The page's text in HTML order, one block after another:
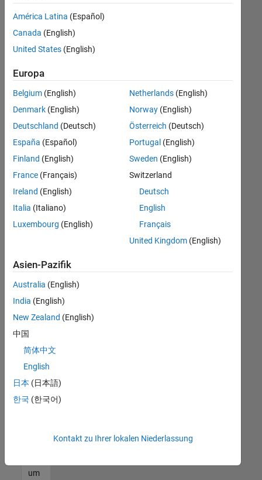
es
keine
offenen
Stellen,
Ihren
Suchkriterien
entsprechen.
können
die
Suchkriterien
weiter
fassen
oder
alle
Stellenangebote
anzeigen .
noch
keine
offenen
Stellen
können,
die
Ihren
entsprechen,
werden
unseres
um
América Latina (Español)
Canada (English)
United States (English)
Europa
Belgium (English)
Denmark (English)
Deutschland (Deutsch)
España (Español)
Finland (English)
France (Français)
Ireland (English)
Italia (Italiano)
Luxembourg (English)
Netherlands(English)
Norway(English)
Österreich (Deutsch)
Portugal (English)
Sweden (English)
Switzerland
Deutsch
English
Français
United Kingdom(English)
Asien-Pazifik
Australia (English)
India (English)
New Zealand (English)
中国
简体中文
English
日本 (日本語)
한국 (한국어)
Kontakt zu Ihrer lokalen Niederlassung